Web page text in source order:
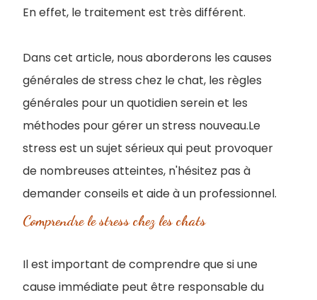
En effet, le traitement est très différent.
Dans cet article, nous aborderons les causes
générales de stress chez le chat, les règles
générales pour un quotidien serein et les
méthodes pour gérer un stress nouveau.Le
stress est un sujet sérieux qui peut provoquer
de nombreuses atteintes, n'hésitez pas à
demander conseils et aide à un professionnel.
Comprendre le stress chez les chats
Il est important de comprendre que si une
cause immédiate peut être responsable du